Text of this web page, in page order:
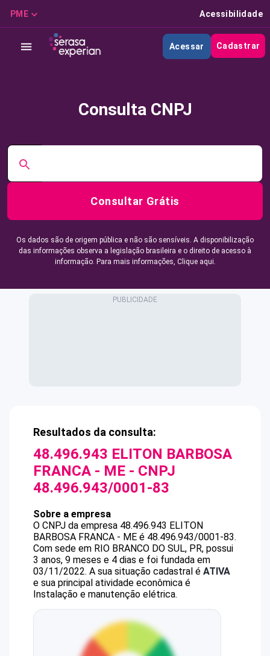
PME Acessibilidade
Acessar Cadastrar
Consulta CNPJ
Consultar Grátis
Os dados são de origem pública e não são sensíveis. A disponibilização
das informações observa a legislação brasileira e o direito de acesso à
informação. Para mais informações, Clique aqui.
Resultados da consulta:
48.496.943 ELITON BARBOSA
FRANCA - ME - CNPJ
48.496.943/0001-83
Sobre a empresa
O CNPJ da empresa 48.496.943 ELITON
BARBOSA FRANCA - ME é 48.496.943/0001-83.
Com sede em RIO BRANCO DO SUL, PR, possui
3 anos, 9 meses e 4 dias e foi fundada em
03/11/2022. A sua situação cadastral é ATIVA
e sua principal atividade econômica é
Instalação e manutenção elétrica.